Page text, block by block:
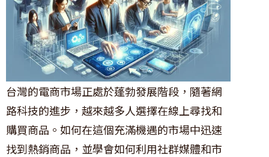
台灣的電商市場正處於蓬勃發展階段，隨著網
路科技的進步，越來越多人選擇在線上尋找和
購買商品。如何在這個充滿機遇的市場中迅速
找到熱銷商品，並學會如何利用社群媒體和市